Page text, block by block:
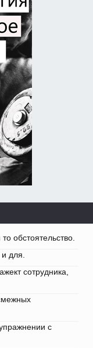
обстоятельство.
для.
сотрудника,
с